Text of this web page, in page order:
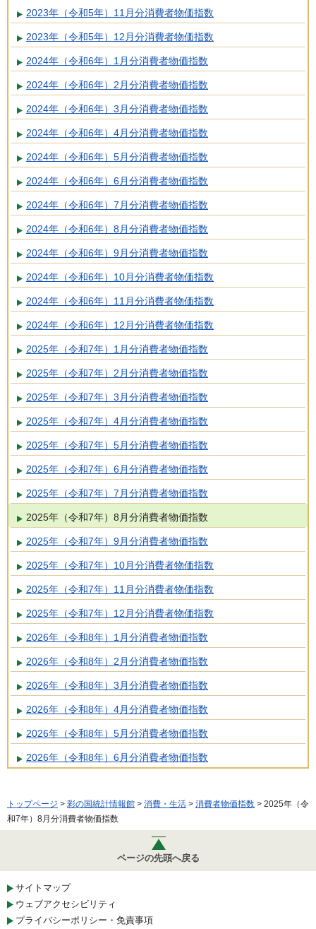
2023年（令和5年）11月分消費者物価指数
2023年（令和5年）12月分消費者物価指数
2024年（令和6年）1月分消費者物価指数
2024年（令和6年）2月分消費者物価指数
2024年（令和6年）3月分消費者物価指数
2024年（令和6年）4月分消費者物価指数
2024年（令和6年）5月分消費者物価指数
2024年（令和6年）6月分消費者物価指数
2024年（令和6年）7月分消費者物価指数
2024年（令和6年）8月分消費者物価指数
2024年（令和6年）9月分消費者物価指数
2024年（令和6年）10月分消費者物価指数
2024年（令和6年）11月分消費者物価指数
2024年（令和6年）12月分消費者物価指数
2025年（令和7年）1月分消費者物価指数
2025年（令和7年）2月分消費者物価指数
2025年（令和7年）3月分消費者物価指数
2025年（令和7年）4月分消費者物価指数
2025年（令和7年）5月分消費者物価指数
2025年（令和7年）6月分消費者物価指数
2025年（令和7年）7月分消費者物価指数
2025年（令和7年）8月分消費者物価指数
2025年（令和7年）9月分消費者物価指数
2025年（令和7年）10月分消費者物価指数
2025年（令和7年）11月分消費者物価指数
2025年（令和7年）12月分消費者物価指数
2026年（令和8年）1月分消費者物価指数
2026年（令和8年）2月分消費者物価指数
2026年（令和8年）3月分消費者物価指数
2026年（令和8年）4月分消費者物価指数
2026年（令和8年）5月分消費者物価指数
2026年（令和8年）6月分消費者物価指数
トップページ > 彩の国統計情報館 > 消費・生活 > 消費者物価指数 > 2025年（令
和7年）8月分消費者物価指数
ページの先頭へ戻る
サイトマップ
ウェブアクセシビリティ
プライバシーポリシー・免責事項